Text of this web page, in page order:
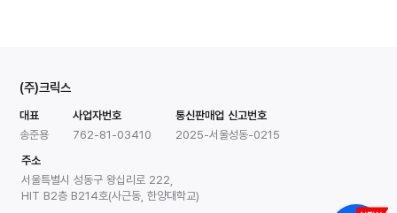
(주)크릭스
대표
송준용
사업자번호
762-81-03410
통신판매업 신고번호
2025-서울성동-0215
주소
서울특별시 성동구 왕십리로 222,
HIT B2층 B214호(사근동, 한양대학교)